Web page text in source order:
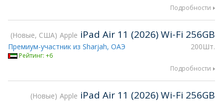
Подробности
Новые, США Apple iPad Air 11 (2026) Wi-Fi 256GB
200Шт.
Премиум-участник из Sharjah, ОАЭ
Рейтинг: +6
Подробности
Новые Apple iPad Air 11 (2026) Wi-Fi 256GB